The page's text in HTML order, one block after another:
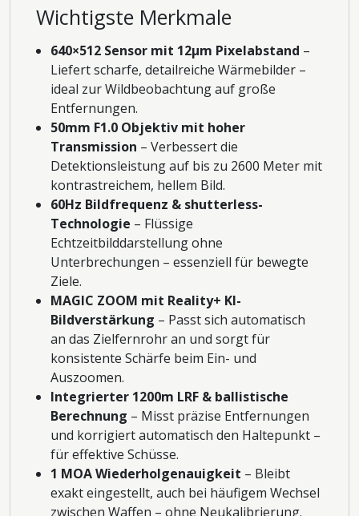
Wichtigste Merkmale
640×512 Sensor mit 12μm Pixelabstand –
Liefert scharfe, detailreiche Wärmebilder –
ideal zur Wildbeobachtung auf große
Entfernungen.
50mm F1.0 Objektiv mit hoher
Transmission – Verbessert die
Detektionsleistung auf bis zu 2600 Meter mit
kontrastreichem, hellem Bild.
60Hz Bildfrequenz & shutterless-
Technologie – Flüssige
Echtzeitbilddarstellung ohne
Unterbrechungen – essenziell für bewegte
Ziele.
MAGIC ZOOM mit Reality+ KI-
Bildverstärkung – Passt sich automatisch
an das Zielfernrohr an und sorgt für
konsistente Schärfe beim Ein- und
Auszoomen.
Integrierter 1200m LRF & ballistische
Berechnung – Misst präzise Entfernungen
und korrigiert automatisch den Haltepunkt –
für effektive Schüsse.
1 MOA Wiederholgenauigkeit – Bleibt
exakt eingestellt, auch bei häufigem Wechsel
zwischen Waffen – ohne Neukalibrierung.